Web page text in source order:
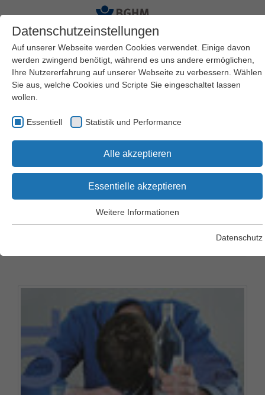
Startseite BGHM Artikelübersicht
Online-Shop – Plakate
Es befinden sich 0 Produkte
Zum
Warenkorb
Datenschutzeinstellungen
Auf unserer Webseite werden Cookies verwendet. Einige davon
werden zwingend benötigt, während es uns andere ermöglichen,
Ihre Nutzererfahrung auf unserer Webseite zu verbessern. Wählen
Sie aus, welche Cookies und Scripte Sie eingeschaltet lassen
wollen.
Essentiell Statistik und Performance
Alle akzeptieren
Essentielle akzeptieren
Essentielle Cookies werden für grundlegende Funktionen der
Webseite einwandfrei funktioniert.
Anbieter
Dieses Cookie ist ein Standard-Session-
Cookie von TYPO3. Es speichert im Falle
eines Benutzer-Logins die Session ID
Statistik und Performance
Weitere Informationen
Datenschutz